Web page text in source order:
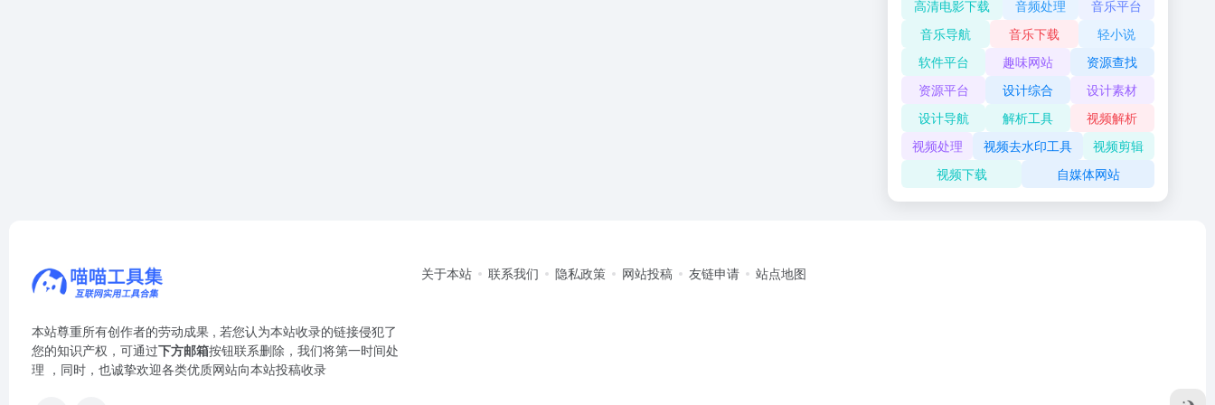
高清电影下载 音频处理
音乐平台
音乐导航
音乐下载
轻小说
软件平台
趣味网站
资源查找
资源平台
设计综合
设计素材
设计导航
解析工具
视频解析
视频处理
视频去水印工具
视频剪辑
视频下载
自媒体网站
本站尊重所有创作者的劳动成果 , 若您认为本站收录的链接侵犯了
您的知识产权，可通过下方邮箱按钮联系删除，我们将第一时间处
理 ，同时，也诚挚欢迎各类优质网站向本站投稿收录
关于本站 联系我们 隐私政策 网站投稿 友链申请 站点地图